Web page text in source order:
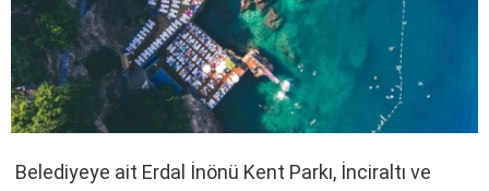
Belediyeye ait Erdal İnönü Kent Parkı, İnciraltı ve